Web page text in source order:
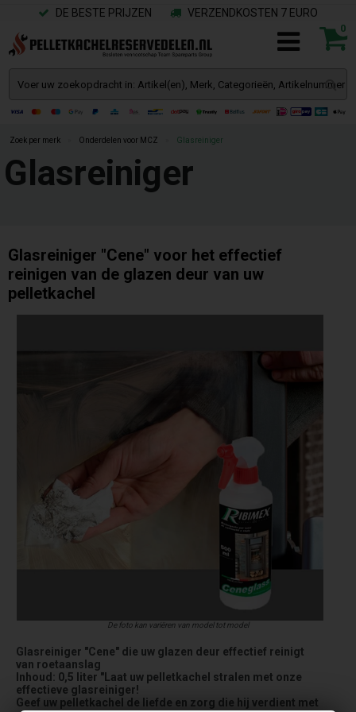
DE BESTE PRIJZEN VERZENDKOSTEN 7 EURO
0
Zoek per merk Onderdelen voor MCZ Glasreiniger
Glasreiniger
Glasreiniger "Cene" voor het effectief
reinigen van de glazen deur van uw
pelletkachel
De foto kan variëren van model tot model
Glasreiniger "Cene" die uw glazen deur effectief reinigt
van roetaanslag
Inhoud: 0,5 liter "Laat uw pelletkachel stralen met onze
effectieve glasreiniger!
Geef uw pelletkachel de liefde en zorg die hij verdient met